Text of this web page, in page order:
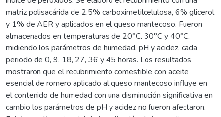
matriz polisacárida de 2.5% carboximetilcelulosa, 6% glicerol
y 1% de AER y aplicados en el queso mantecoso. Fueron
almacenados en temperaturas de 20°C, 30°C y 40°C,
midiendo los parámetros de humedad, pH y acidez, cada
periodo de 0, 9, 18, 27, 36 y 45 horas. Los resultados
mostraron que el recubrimiento comestible con aceite
esencial de romero aplicado al queso mantecoso influye en
el contenido de humedad con una disminución significativa en
cambio los parámetros de pH y acidez no fueron afectaron.